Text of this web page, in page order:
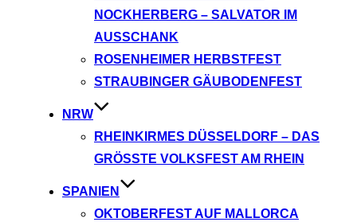
NOCKHERBERG – SALVATOR IM
AUSSCHANK
ROSENHEIMER HERBSTFEST
STRAUBINGER GÄUBODENFEST
NRW
RHEINKIRMES DÜSSELDORF – DAS
GRÖSSTE VOLKSFEST AM RHEIN
SPANIEN
OKTOBERFEST AUF MALLORCA